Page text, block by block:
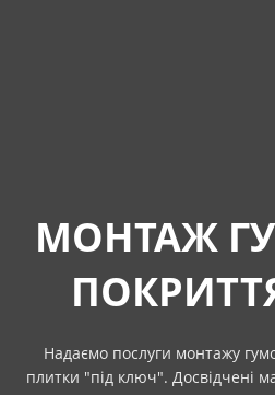
МОНТАЖ
Надаємо послуги монтажу
плитки "під ключ". Досвідчені